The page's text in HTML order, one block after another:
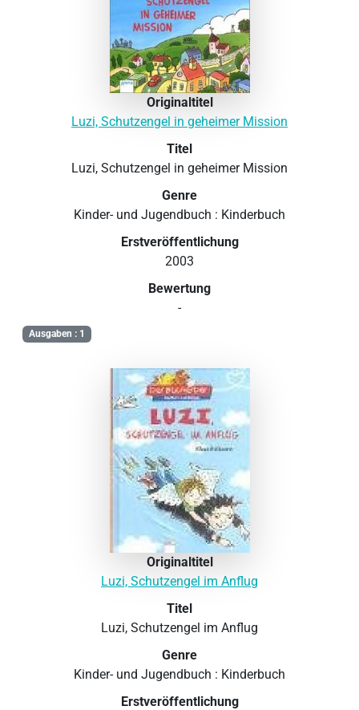
Originaltitel
Luzi, Schutzengel in geheimer Mission
Titel
Luzi, Schutzengel in geheimer Mission
Genre
Kinder- und Jugendbuch : Kinderbuch
Erstveröffentlichung
2003
Bewertung
-
Ausgaben : 1
Originaltitel
Luzi, Schutzengel im Anflug
Titel
Luzi, Schutzengel im Anflug
Genre
Kinder- und Jugendbuch : Kinderbuch
Erstveröffentlichung